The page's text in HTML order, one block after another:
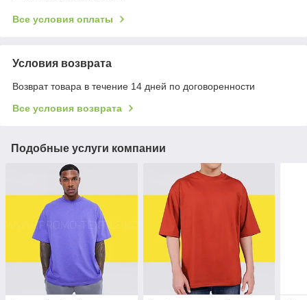
Все условия оплаты
Условия возврата
Возврат товара в течение 14 дней по договоренности
Все условия возврата
Подобные услуги компании